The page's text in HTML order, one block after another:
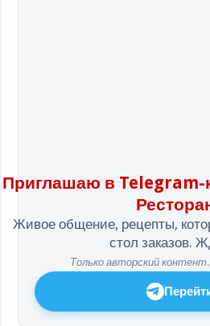
Приглашаю в
Живое общение, рецепты,
стол заказов.
Только авторский